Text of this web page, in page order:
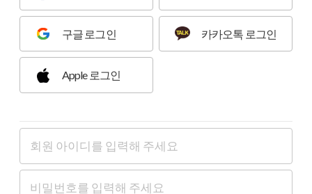
구글 로그인 카카오톡 로그인
Apple 로그인